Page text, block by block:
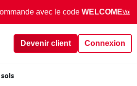
avec le code WELCOMEVoir
Devenir client Connexion